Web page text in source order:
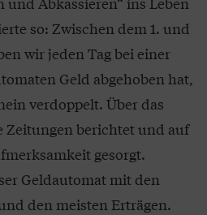
so: Zwischen dem 1. und
wir jeden Tag bei einer
Geld abgehoben hat,
verdoppelt. Über das
Zeitungen berichtet und auf
gesorgt.
Geldautomat mit den
den meisten Erträgen.